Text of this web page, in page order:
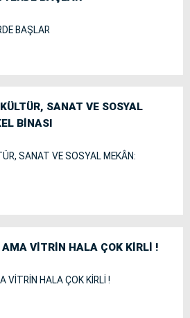
BAŞLAR
SANAT VE SOSYAL
BİNASI
SANAT VE SOSYAL MEKÂN:
AMA VİTRİN HALA ÇOK KİRLİ !
VİTRİN HALA ÇOK KİRLİ !